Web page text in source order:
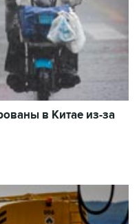
в Китае из-за